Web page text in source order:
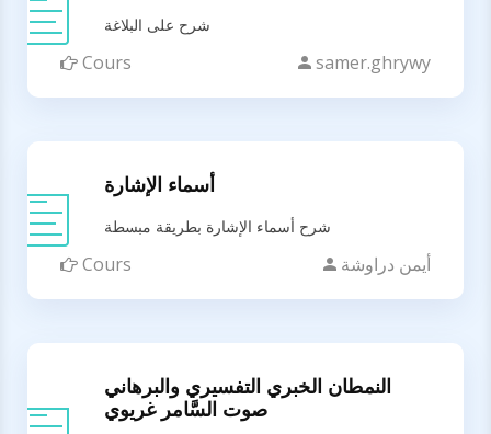
شرح على البلاغة
Cours samer.ghrywy
أسماء الإشارة
شرح أسماء الإشارة بطريقة مبسطة
Cours أيمن دراوشة
النمطان الخبري التفسيري والبرهاني
صوت السَّامر غريوي